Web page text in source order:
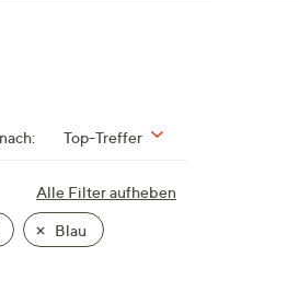
Top-Treffer
Alle Filter aufheben
Blau